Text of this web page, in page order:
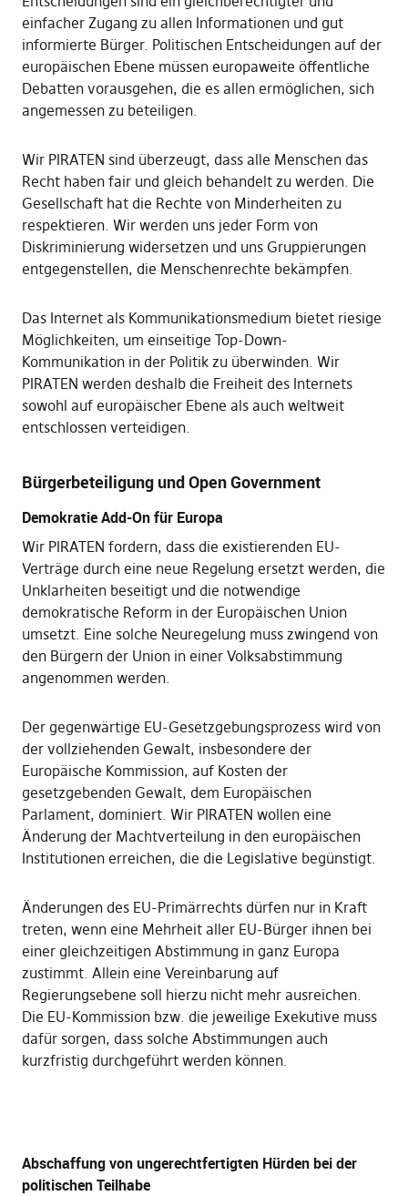
einfacher Zugang zu allen Informationen und gut
informierte Bürger. Politischen Entscheidungen auf der
europäischen Ebene müssen europaweite öffentliche
Debatten vorausgehen, die es allen ermöglichen, sich
angemessen zu beteiligen.
Wir PIRATEN sind überzeugt, dass alle Menschen das
Recht haben fair und gleich behandelt zu werden. Die
Gesellschaft hat die Rechte von Minderheiten zu
respektieren. Wir werden uns jeder Form von
Diskriminierung widersetzen und uns Gruppierungen
entgegenstellen, die Menschenrechte bekämpfen.
Das Internet als Kommunikationsmedium bietet riesige
Möglichkeiten, um einseitige Top-Down-
Kommunikation in der Politik zu überwinden. Wir
PIRATEN werden deshalb die Freiheit des Internets
sowohl auf europäischer Ebene als auch weltweit
entschlossen verteidigen.
Bürgerbeteiligung und Open Government
Demokratie Add-On für Europa
Wir PIRATEN fordern, dass die existierenden EU-
Verträge durch eine neue Regelung ersetzt werden, die
Unklarheiten beseitigt und die notwendige
demokratische Reform in der Europäischen Union
umsetzt. Eine solche Neuregelung muss zwingend von
den Bürgern der Union in einer Volksabstimmung
angenommen werden.
Der gegenwärtige EU-Gesetzgebungsprozess wird von
der vollziehenden Gewalt, insbesondere der
Europäische Kommission, auf Kosten der
gesetzgebenden Gewalt, dem Europäischen
Parlament, dominiert. Wir PIRATEN wollen eine
Änderung der Machtverteilung in den europäischen
Institutionen erreichen, die die Legislative begünstigt.
Änderungen des EU-Primärrechts dürfen nur in Kraft
treten, wenn eine Mehrheit aller EU-Bürger ihnen bei
einer gleichzeitigen Abstimmung in ganz Europa
zustimmt. Allein eine Vereinbarung auf
Regierungsebene soll hierzu nicht mehr ausreichen.
Die EU-Kommission bzw. die jeweilige Exekutive muss
dafür sorgen, dass solche Abstimmungen auch
kurzfristig durchgeführt werden können.
Abschaffung von ungerechtfertigten Hürden bei der
politischen Teilhabe